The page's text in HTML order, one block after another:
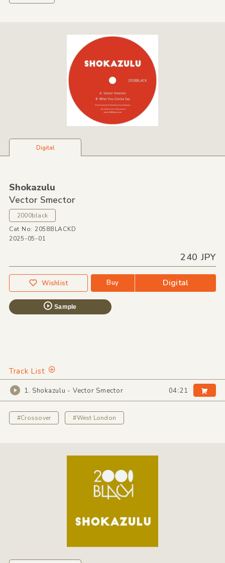
Digital
Shokazulu
Vector Smector
2000black
Cat No: 2058BLACKD
2025-05-01
240 JPY
Wishlist Buy Digital
Sample
Track List
1. Shokazulu - Vector Smector 04:21
#Crossover #West London